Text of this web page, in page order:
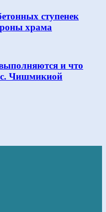
ступенек
храма
и что
с. Чишмикиой